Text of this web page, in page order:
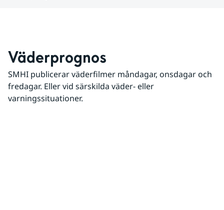
Väderprognos
SMHI publicerar väderfilmer måndagar, onsdagar och
fredagar. Eller vid särskilda väder- eller
varningssituationer.